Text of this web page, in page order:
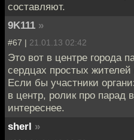
составляют.
9K111 »
#67 | 21.01.13 02:42
Это вот в центре города
сердцах простых
Если бы участники
в центр, ролик про парад
интереснее.
sherl »